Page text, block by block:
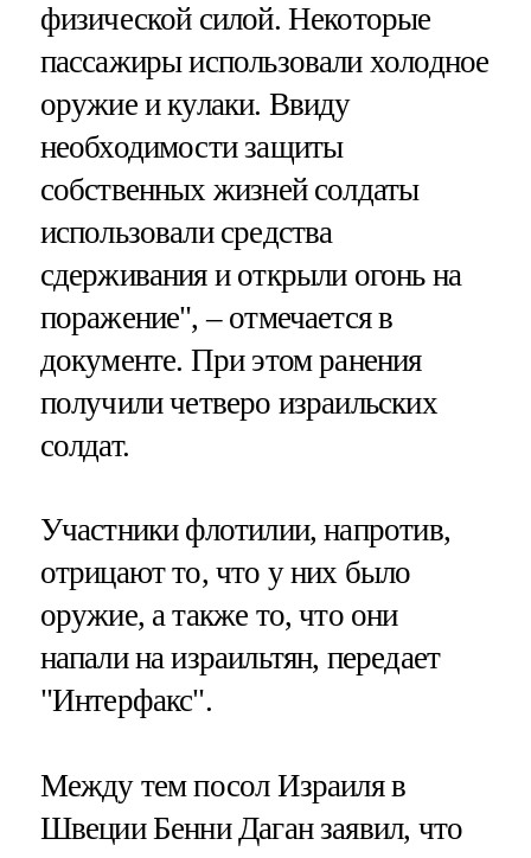
физической силой. Некоторые
пассажиры использовали холодное
оружие и кулаки. Ввиду
необходимости защиты
собственных жизней солдаты
использовали средства
сдерживания и открыли огонь на
поражение", – отмечается в
документе. При этом ранения
получили четверо израильских
солдат.
Участники флотилии, напротив,
отрицают то, что у них было
оружие, а также то, что они
напали на израильтян, передает
"Интерфакс".
Между тем посол Израиля в
Швеции Бенни Даган заявил, что